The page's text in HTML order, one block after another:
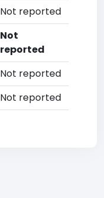
Not reported
Not
reported
Not reported
Not reported